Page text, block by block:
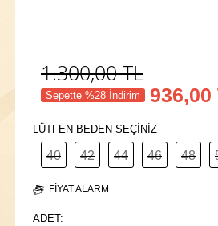
1.300,00TL
Sepette %28 İndirim 936,00
LÜTFEN BEDEN SEÇİNİZ
40 42 44 46 48
FIYAT ALARM
ADET: